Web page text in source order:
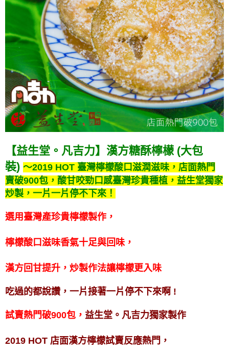
【益生堂。凡吉力】漢方糖酥檸檬 (大包
裝) ～2019 HOT 臺灣檸檬酸口滋潤滋味，店面熱門
賣破900包，酸甘咬勁口感臺灣珍貴種植，益生堂獨家
炒製，一片一片停不下來！
選用臺灣產珍貴檸檬製作，
檸檬酸口滋味香氣十足與回味，
漢方回甘提升，炒製作法讓檸檬更入味
吃過的都說讚，一片接著一片停不下來啊 !
試賣熱門破900包， 益生堂。凡吉力獨家製作
2019 HOT 店面漢方檸檬試賣反應熱門，